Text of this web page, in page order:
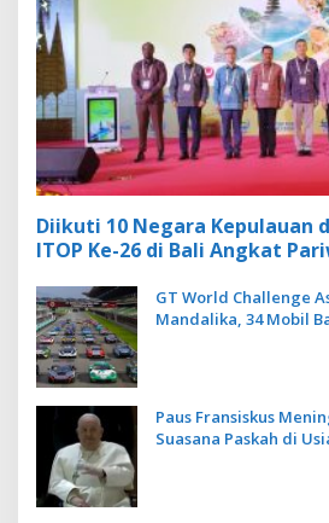
Diikuti 10 Negara Kepulauan
ITOP Ke-26 di Bali Angkat
GT World Challenge
Mandalika, 34 Mobil
Paus Fransiskus
Suasana Paskah di